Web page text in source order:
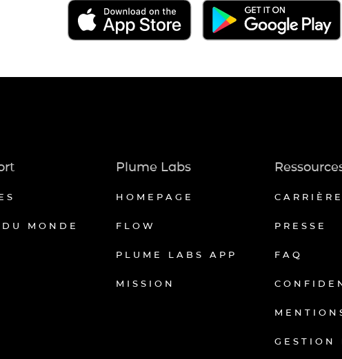
MONDE
Plume Labs
HOMEPAGE
FLOW
PLUME LABS APP
MISSION
PRESSE
FAQ
GESTION